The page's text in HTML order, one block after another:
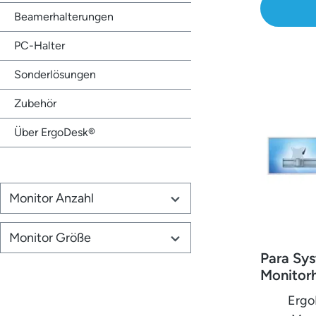
Beamerhalterungen
PC-Halter
Sonderlösungen
Zubehör
Über ErgoDesk®
Monitor Anzahl
Monitor Größe
lange
Para